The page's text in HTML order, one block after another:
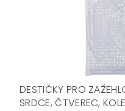
DESTIČKY PRO
SRDCE, ČTVEREC,